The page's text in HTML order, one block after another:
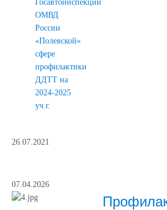
Госавтоинспекции
ОМВД
России
«Полевской»
сфере
профилактики
ДДТТ на
2024-2025
уч.г.
26.07.2021
07.04.2026